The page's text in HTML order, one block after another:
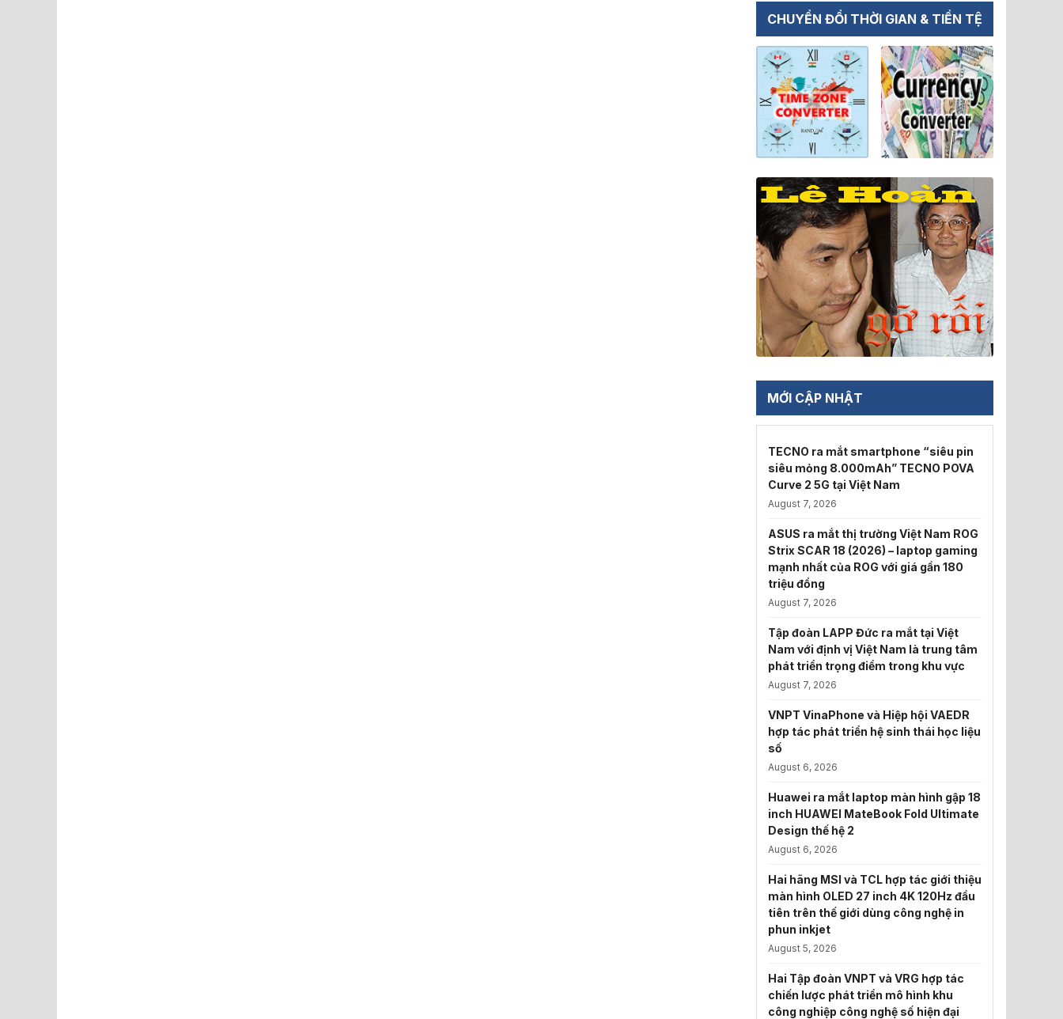
CHUYỂN ĐỔI THỜI GIAN & TIỀN TỆ
MỚI CẬP NHẬT
TECNO ra mắt smartphone “siêu pin
siêu mỏng 8.000mAh” TECNO POVA
Curve 2 5G tại Việt Nam
August 7, 2026
ASUS ra mắt thị trường Việt Nam ROG
Strix SCAR 18 (2026) – laptop gaming
mạnh nhất của ROG với giá gần 180
triệu đồng
August 7, 2026
Tập đoàn LAPP Đức ra mắt tại Việt
Nam với định vị Việt Nam là trung tâm
phát triển trọng điểm trong khu vực
August 7, 2026
VNPT VinaPhone và Hiệp hội VAEDR
hợp tác phát triển hệ sinh thái học liệu
số
August 6, 2026
Huawei ra mắt laptop màn hình gập 18
inch HUAWEI MateBook Fold Ultimate
Design thế hệ 2
August 6, 2026
Hai hãng MSI và TCL hợp tác giới thiệu
màn hình OLED 27 inch 4K 120Hz đầu
tiên trên thế giới dùng công nghệ in
phun inkjet
August 5, 2026
Hai Tập đoàn VNPT và VRG hợp tác
chiến lược phát triển mô hình khu
công nghiệp công nghệ số hiện đại